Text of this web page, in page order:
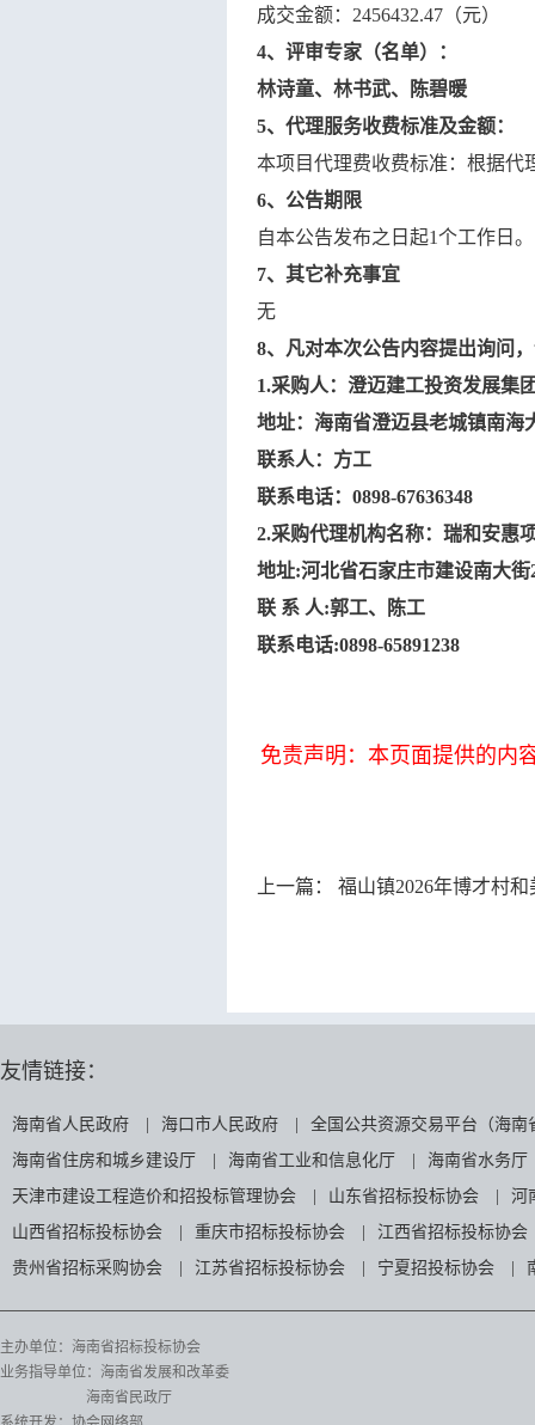
成交金额： 2456432.47 （元）
4、评审专家 （名单）
：
林诗童、林书武、陈碧暖
5、代理服务收费标准及金额：
本项目代理费收费标准： 根据代
6、公告期限
自本公告发布之日起1个工作日。
7、其它补充事宜
无
8、凡对本次公告内容提出询问
1.采购人： 澄迈建工投资发展集
地址：海南省澄迈县老城镇南海
联系人： 方工
联系电话： 0898-67636348
2.采购代理机构名称：瑞和安惠
地址:河北省石家庄市建设南大
联 系 人:郭工、陈工
联系电话:0898-65891238
免责声明：本页面提供的内
上一篇： 福山镇2026年博才村
友情链接：
海南省人民政府 海口市人民政府
全国公共资源交易平台（海南
海南省住房和城乡建设厅
海南省工业和信息化厅
海南省水务厅
天津市建设工程造价和招投标管理协会
山东省招标投标协会
河
山西省招标投标协会
重庆市招标投标协会
江西省招标投标协会
贵州省招标采购协会
江苏省招标投标协会 宁夏招投标协会
主办单位：海南省招标投标协会
业务指导单位：海南省发展和改革委
海南省民政厅